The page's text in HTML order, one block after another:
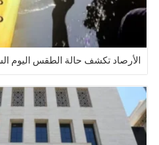
الأرصاد تكشف حالة الطقس اليوم السبت 8